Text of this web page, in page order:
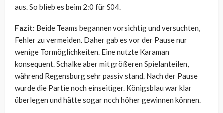
aus. So blieb es beim 2:0 für S04.
Fazit: Beide Teams begannen vorsichtig und versuchten,
Fehler zu vermeiden. Daher gab es vor der Pause nur
wenige Tormöglichkeiten. Eine nutzte Karaman
konsequent. Schalke aber mit größeren Spielanteilen,
während Regensburg sehr passiv stand. Nach der Pause
wurde die Partie noch einseitiger. Königsblau war klar
überlegen und hätte sogar noch höher gewinnen können.